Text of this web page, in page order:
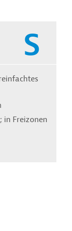
S
in Freizonen